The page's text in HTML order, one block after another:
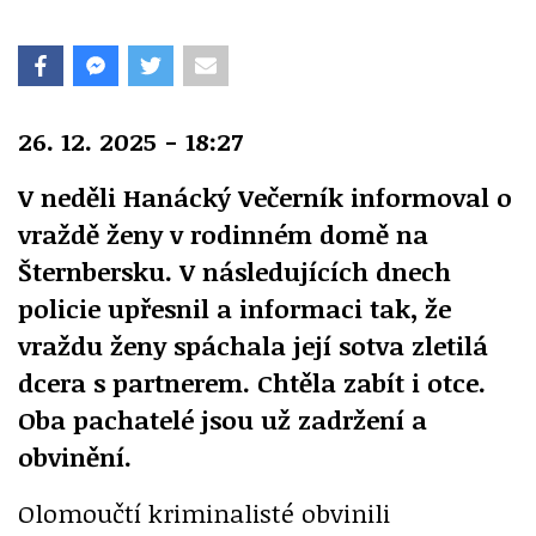
26. 12. 2025 - 18:27
V neděli Hanácký Večerník informoval o
vraždě ženy v rodinném domě na
Šternbersku. V následujících dnech
policie upřesnil a informaci tak, že
vraždu ženy spáchala její sotva zletilá
dcera s partnerem. Chtěla zabít i otce.
Oba pachatelé jsou už zadržení a
obvinění.
Olomoučtí kriminalisté obvinili